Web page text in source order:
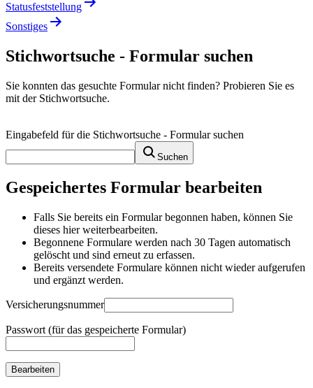
Statusfeststellung
Sonstiges
Stichwortsuche - Formular suchen
Sie konnten das gesuchte Formular nicht finden? Probieren Sie es
mit der Stichwortsuche.
Eingabefeld für die Stichwortsuche - Formular suchen
Suchen
Gespeichertes Formular bearbeiten
Falls Sie bereits ein Formular begonnen haben, können Sie
dieses hier weiterbearbeiten.
Begonnene Formulare werden nach 30 Tagen automatisch
gelöscht und sind erneut zu erfassen.
Bereits versendete Formulare können nicht wieder aufgerufen
und ergänzt werden.
Versicherungsnummer
Passwort (für das gespeicherte Formular)
Bearbeiten